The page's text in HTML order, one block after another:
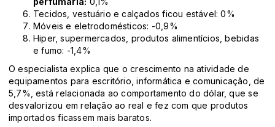
Tecidos, vestuário e calçados ficou estável: 0%
Móveis e eletrodomésticos: -0,9%
Hiper, supermercados, produtos alimentícios, bebidas
e fumo: -1,4%
O especialista explica que o crescimento na atividade de
equipamentos para escritório, informática e comunicação, de
5,7%, está relacionada ao comportamento do dólar, que se
desvalorizou em relação ao real e fez com que produtos
importados ficassem mais baratos.